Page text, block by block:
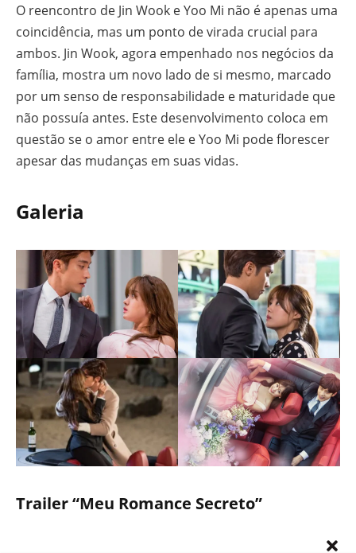
O reencontro de Jin Wook e Yoo Mi não é apenas uma
coincidência, mas um ponto de virada crucial para
ambos. Jin Wook, agora empenhado nos negócios da
família, mostra um novo lado de si mesmo, marcado
por um senso de responsabilidade e maturidade que
não possuía antes. Este desenvolvimento coloca em
questão se o amor entre ele e Yoo Mi pode florescer
apesar das mudanças em suas vidas.
Galeria
Trailer “Meu Romance Secreto”